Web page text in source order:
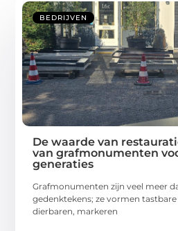
BEDRIJVEN
De waarde van
van grafmonumenten
generaties
Grafmonumenten zijn veel meer
gedenktekens; ze vormen
dierbaren, markeren